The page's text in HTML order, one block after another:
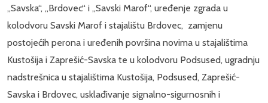
„Savska“, „Brdovec“ i „Savski Marof“, uređenje zgrada u
kolodvoru Savski Marof i stajalištu Brdovec, zamjenu
postojećih perona i uređenih površina novima u stajalištima
Kustošija i Zaprešić-Savska te u kolodvoru Podsused, ugradnju
nadstrešnica u stajalištima Kustošija, Podsused, Zaprešić-
Savska i Brdovec, usklađivanje signalno-sigurnosnih i